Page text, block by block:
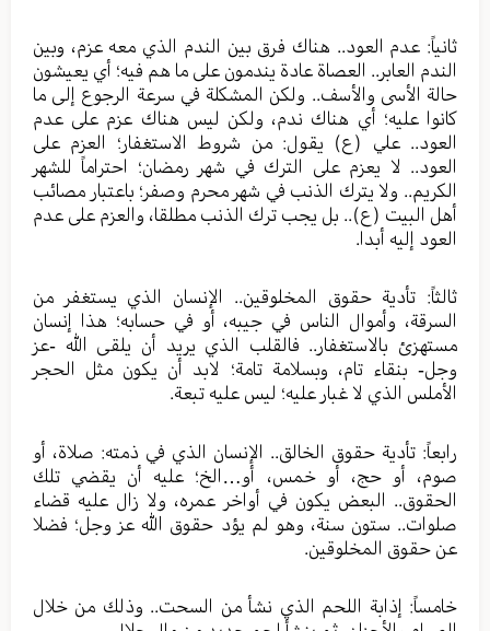
ثانياً: عدم العود.. هناك فرق بين الندم الذي معه عزم، وبين
الندم العابر.. العصاة عادة يندمون على ما هم فيه؛ أي يعيشون
حالة الأسى والأسف.. ولكن المشكلة في سرعة الرجوع إلى ما
كانوا عليه؛ أي هناك ندم، ولكن ليس هناك عزم على عدم
العود.. علي (ع) يقول: من شروط الاستغفار؛ العزم على
العود.. لا يعزم على الترك في شهر رمضان؛ احتراماً للشهر
الكريم.. ولا يترك الذنب في شهر محرم وصفر؛ باعتبار مصائب
أهل البيت (ع).. بل يجب ترك الذنب مطلقا، والعزم على عدم
العود إليه أبدا.
ثالثاً: تأدية حقوق المخلوقين.. الإنسان الذي يستغفر من
السرقة، وأموال الناس في جيبه، أو في حسابه؛ هذا إنسان
مستهزئ بالاستغفار.. فالقلب الذي يريد أن يلقى الله -عز
وجل- بنقاء تام، وبسلامة تامة؛ لابد أن يكون مثل الحجر
الأملس الذي لا غبار عليه؛ ليس عليه تبعة.
رابعاً: تأدية حقوق الخالق.. الإنسان الذي في ذمته: صلاة، أو
صوم، أو حج، أو خمس، أو…الخ؛ عليه أن يقضي تلك
الحقوق.. البعض يكون في أواخر عمره، ولا زال عليه قضاء
صلوات.. ستون سنة، وهو لم يؤد حقوق الله عز وجل؛ فضلا
عن حقوق المخلوقين.
خامساً: إذابة اللحم الذي نشأ من السحت.. وذلك من خلال